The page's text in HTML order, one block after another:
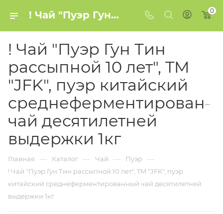
! Чай "Пуэр Гун Тин рассыпной 10 лет", TM "JFK", пуэр китайский среднеферментированный чай десятилетней выдержки 1кг купить в Минске 0
! Чай "Пуэр Гун Тин
рассыпной 10 лет", TM
"JFK", пуэр китайский
чай десятилетней
выдержки 1кг
Главная — Каталог — Чай — Пуэр —
! Чай "Пуэр Гун Тин рассыпной 10 лет", TM "JFK", пуэр
китайский среднеферментированный чай десятилетней
выдержки 1кг